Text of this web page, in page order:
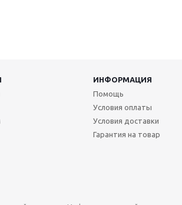
ИНФОРМАЦИЯ
Помощь
Условия оплаты
Условия доставки
Гарантия на товар